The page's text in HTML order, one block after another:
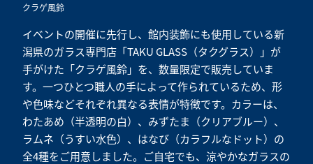
クラゲ風鈴
イベントの開催に先行し、館内装飾にも使用している新
潟県のガラス専門店「TAKU GLASS（タクグラス）」が
手がけた「クラゲ風鈴」を、数量限定で販売していま
す。一つひとつ職人の手によって作られているため、形
や色味などそれぞれ異なる表情が特徴です。カラーは、
わたあめ（半透明の白）、みずたま（クリアブルー）、
ラムネ（うすい水色）、はなび（カラフルなドット）の
全4種をご用意しました。ご自宅でも、涼やかなガラスの